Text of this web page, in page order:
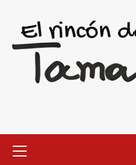
contenido
primario